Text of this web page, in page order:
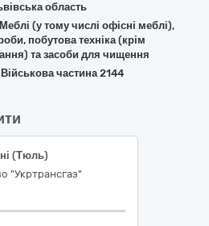
область
Меблі (у тому числі офісні меблі),
побутова техніка (крім
та засоби для чищення
Військова частина 2144
(Тюль)
"Укртрансгаз"